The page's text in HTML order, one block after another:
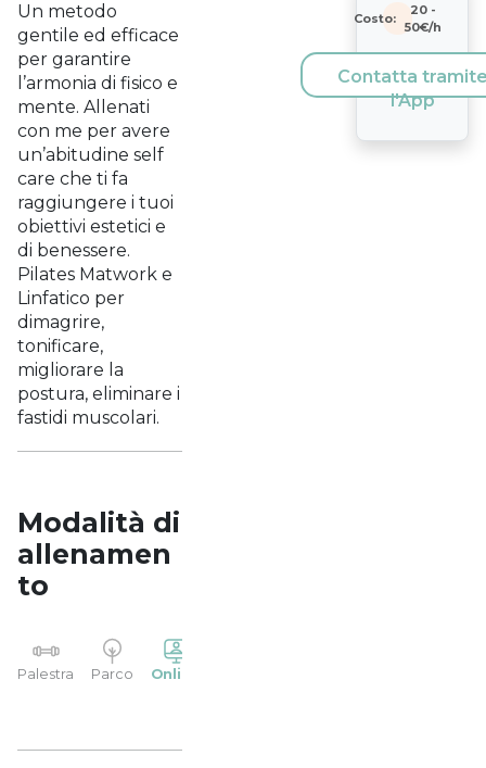
Un metodo
gentile ed efficace
per garantire
l’armonia di fisico e
mente. Allenati
con me per avere
un’abitudine self
care che ti fa
raggiungere i tuoi
obiettivi estetici e
di benessere.
Pilates Matwork e
Linfatico per
dimagrire,
tonificare,
migliorare la
postura, eliminare i
fastidi muscolari.
Modalità di
allenamen
to
Palestra Parco Online
Costo:
20 -
50€/h
Contatta
l'App